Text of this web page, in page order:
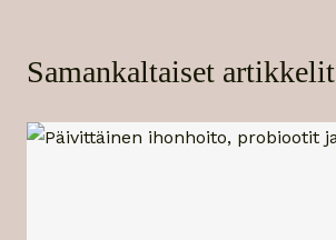
Samankaltaiset artikkelit